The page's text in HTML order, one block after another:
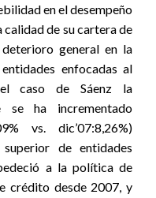
en el desempeño
calidad de su cartera de
general en la
enfocadas al
caso de Sáenz la
se ha incrementado
vs. dic’07:8,26%)
de entidades
a la política de
crédito desde 2007, y